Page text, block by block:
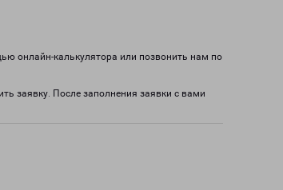
онлайн-калькулятора или позвонить нам по
заявку. После заполнения заявки с вами